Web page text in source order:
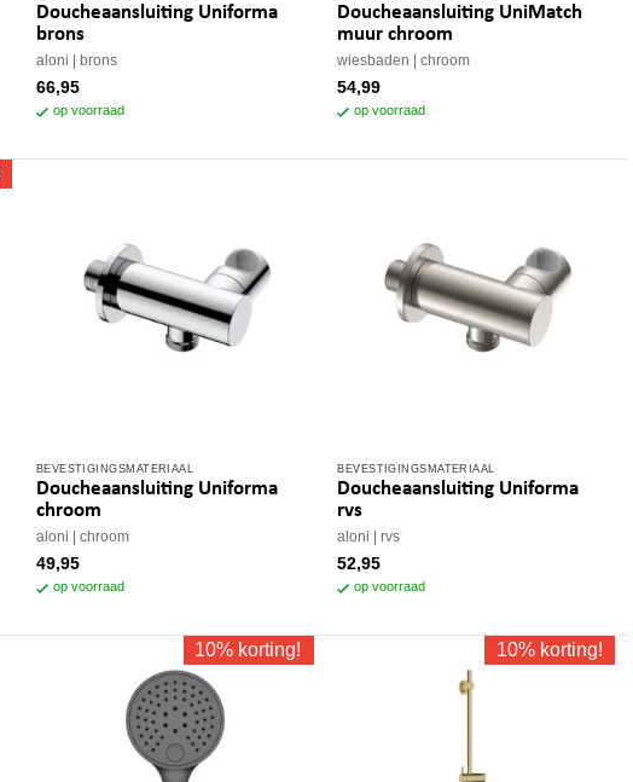
Doucheaansluiting Uniforma
brons
aloni brons
66,95
op voorraad
Doucheaansluiting UniMatch
muur chroom
wiesbaden chroom
54,99
op voorraad
BEVESTIGINGSMATERIAAL
Doucheaansluiting Uniforma
chroom
aloni chroom
49,95
op voorraad
BEVESTIGINGSMATERIAAL
Doucheaansluiting Uniforma
rvs
aloni rvs
52,95
op voorraad
10% korting! 10% korting!